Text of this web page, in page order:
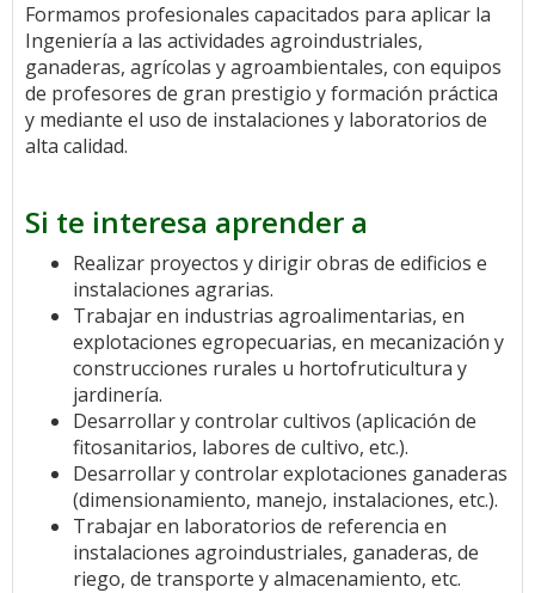
Formamos profesionales capacitados para aplicar la
Ingeniería a las actividades agroindustriales,
ganaderas, agrícolas y agroambientales, con equipos
de profesores de gran prestigio y formación práctica
y mediante el uso de instalaciones y laboratorios de
alta calidad.
Si te interesa aprender a
Realizar proyectos y dirigir obras de edificios e
instalaciones agrarias.
Trabajar en industrias agroalimentarias, en
explotaciones egropecuarias, en mecanización y
construcciones rurales u hortofruticultura y
jardinería.
Desarrollar y controlar cultivos (aplicación de
fitosanitarios, labores de cultivo, etc.).
Desarrollar y controlar explotaciones ganaderas
(dimensionamiento, manejo, instalaciones, etc.).
Trabajar en laboratorios de referencia en
instalaciones agroindustriales, ganaderas, de
riego, de transporte y almacenamiento, etc.